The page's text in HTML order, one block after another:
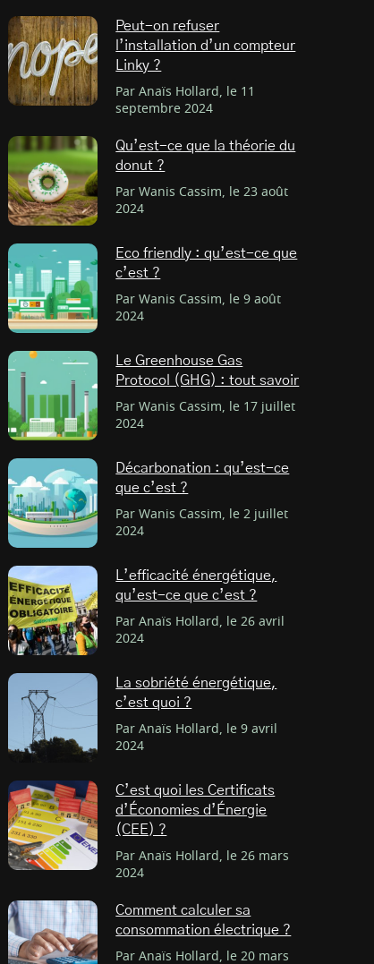
Peut-on refuser
l’installation d’un compteur
Linky ?
Par Anaïs Hollard, le 11
septembre 2024
Qu’est-ce que la théorie du
donut ?
Par Wanis Cassim, le 23 août
2024
Eco friendly : qu’est-ce que
c’est ?
Par Wanis Cassim, le 9 août
2024
Le Greenhouse Gas
Protocol (GHG) : tout savoir
Par Wanis Cassim, le 17 juillet
2024
Décarbonation : qu’est-ce
que c’est ?
Par Wanis Cassim, le 2 juillet
2024
L’efficacité énergétique,
qu’est-ce que c’est ?
Par Anaïs Hollard, le 26 avril
2024
La sobriété énergétique,
c’est quoi ?
Par Anaïs Hollard, le 9 avril
2024
C’est quoi les Certificats
d’Économies d’Énergie
(CEE) ?
Par Anaïs Hollard, le 26 mars
2024
Comment calculer sa
consommation électrique ?
Par Anaïs Hollard, le 20 mars